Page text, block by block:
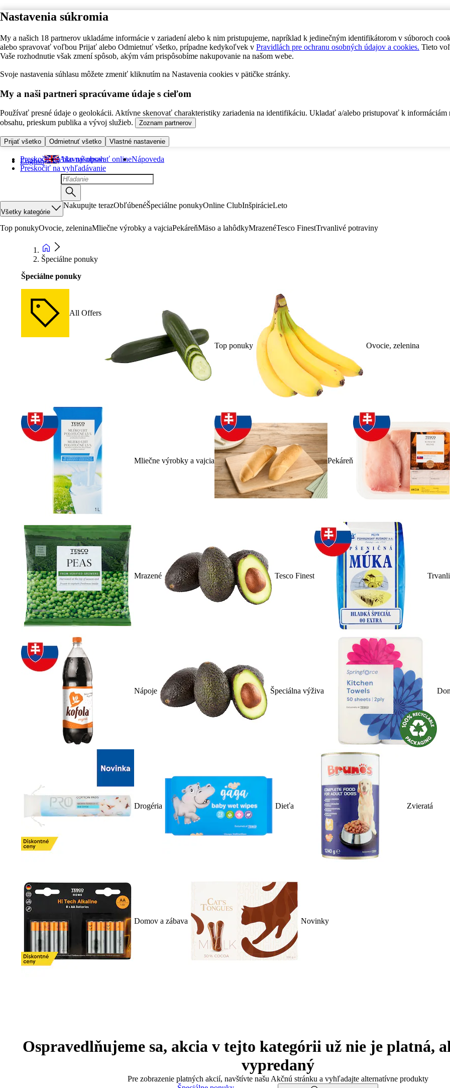
Nastavenia súkromia
My a našich 18 partnerov ukladáme informácie v zariadení alebo k nim pristupujeme, napríklad k jedinečným identifikátorom v súboroch
alebo spravovať voľbou Prijať alebo Odmietnuť všetko, prípadne kedykoľvek v Pravidlách pre ochranu osobných údajov a cookies. Tieto
Vaše rozhodnutie však zmení spôsob, akým vám prispôsobíme nakupovanie na našom webe.
Svoje nastavenia súhlasu môžete zmeniť kliknutím na Nastavenia cookies v pätičke stránky.
My a naši partneri spracúvame údaje s cieľom
Používať presné údaje o geolokácii. Aktívne skenovať charakteristiky zariadenia na identifikáciu. Ukladať a/alebo pristupovať k informáciám
obsahu, prieskum publika a vývoj služieb.
Zoznam partnerov
Prijať všetko Odmietnuť všetko Vlastné nastavenie
Preskočiť na hlavný obsah
Preskočiť na vyhľadávanie
English Ako nakupovať onlineNápoveda
Všetky kategórie
Nakupujte terazObľúbenéŠpeciálne ponukyOnline ClubInšpirácieLeto
Top ponukyOvocie, zeleninaMliečne výrobky a vajciaPekáreňMäso a lahôdkyMrazenéTesco FinestTrvanlivé potraviny
Špeciálne ponuky
Špeciálne ponuky
All Offers
Top ponuky Ovocie, zelenina
Mliečne výrobky a vajcia Pekáreň
Mrazené Tesco Finest
Nápoje Špeciálna výživa
Drogéria Dieťa Zvieratá
Domov a zábava Novinky
Ospravedlňujeme sa, akcia v tejto kategórii už nie je platná,
vypredaný
Pre zobrazenie platných akcií, navštívte našu Akčnú stránku a vyhľadajte alternatívne produkty